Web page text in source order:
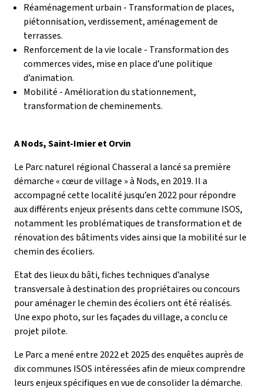
Réaménagement urbain - Transformation de places,
piétonnisation, verdissement, aménagement de
terrasses.
Renforcement de la vie locale - Transformation des
commerces vides, mise en place d’une politique
d’animation.
Mobilité - Amélioration du stationnement,
transformation de cheminements.
A Nods, Saint-Imier et Orvin
Le Parc naturel régional Chasseral a lancé sa première
démarche « cœur de village » à Nods, en 2019. Il a
accompagné cette localité jusqu’en 2022 pour répondre
aux différents enjeux présents dans cette commune ISOS,
notamment les problématiques de transformation et de
rénovation des bâtiments vides ainsi que la mobilité sur le
chemin des écoliers.
Etat des lieux du bâti, fiches techniques d’analyse
transversale à destination des propriétaires ou concours
pour aménager le chemin des écoliers ont été réalisés.
Une expo photo, sur les façades du village, a conclu ce
projet pilote.
Le Parc a mené entre 2022 et 2025 des enquêtes auprès de
dix communes ISOS intéressées afin de mieux comprendre
leurs enjeux spécifiques en vue de consolider la démarche.